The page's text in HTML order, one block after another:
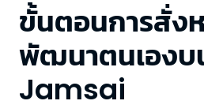
ขั้นตอนการสั่ง
พัฒนาตนเองบ
Jamsai